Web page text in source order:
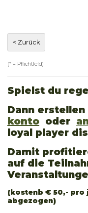
(* = Pflichtfeld)
Spielst du
Dann erstellen
konto oder
loyal player
Damit
auf die
(kostenb € 50,- pro
abgezogen)